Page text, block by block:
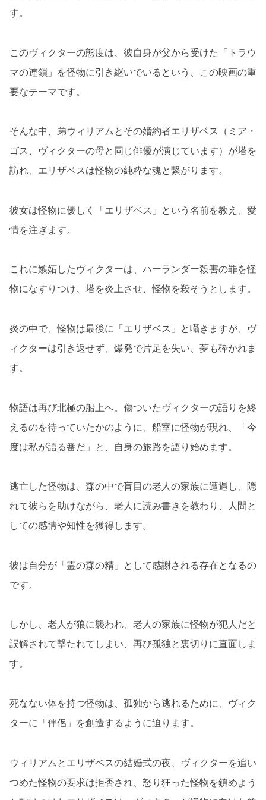
す。
このヴィクターの態度は、彼自身が父から受けた「トラウ
マの連鎖」を怪物に引き継いでいるという、この映画の重
要なテーマです。
そんな中、弟ウィリアムとその婚約者エリザベス（ミア・
ゴス、ヴィクターの母と同じ俳優が演じています）が塔を
訪れ、エリザベスは怪物の純粋な魂と繋がります。
彼女は怪物に優しく「エリザベス」という名前を教え、愛
情を注ぎます。
これに嫉妬したヴィクターは、ハーランダー殺害の罪を怪
物になすりつけ、塔を炎上させ、怪物を殺そうとします。
炎の中で、怪物は最後に「エリザベス」と囁きますが、ヴ
ィクターは引き返せず、爆発で片足を失い、夢も砕かれま
す。
物語は再び北極の船上へ。傷ついたヴィクターの語りを終
えるのを待っていたかのように、船室に怪物が現れ、「今
度は私が語る番だ」と、自身の旅路を語り始めます。
逃亡した怪物は、森の中で盲目の老人の家族に遭遇し、隠
れて彼らを助けながら、老人に読み書きを教わり、人間と
しての感情や知性を獲得します。
彼は自分が「霊の森の精」として感謝される存在となるの
です。
しかし、老人が狼に襲われ、老人の家族に怪物が犯人だと
誤解されて撃たれてしまい、再び孤独と裏切りに直面しま
す。
死なない体を持つ怪物は、孤独から逃れるために、ヴィク
ターに「伴侶」を創造するように迫ります。
ウィリアムとエリザベスの結婚式の夜、ヴィクターを追い
つめた怪物の要求は拒否され、怒り狂った怪物を鎮めよう